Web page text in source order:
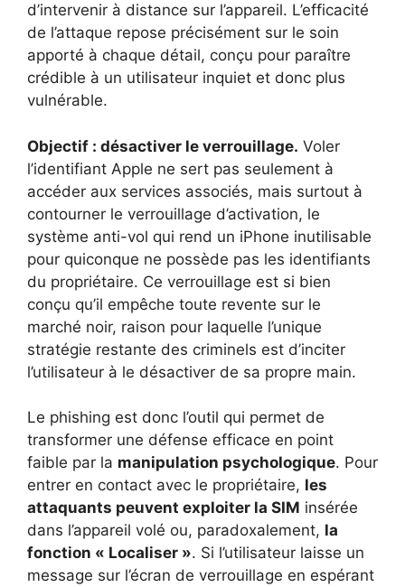
d’intervenir à distance sur l’appareil. L’efficacité
de l’attaque repose précisément sur le soin
apporté à chaque détail, conçu pour paraître
crédible à un utilisateur inquiet et donc plus
vulnérable.
Objectif : désactiver le verrouillage. Voler
l’identifiant Apple ne sert pas seulement à
accéder aux services associés, mais surtout à
contourner le verrouillage d’activation, le
système anti-vol qui rend un iPhone inutilisable
pour quiconque ne possède pas les identifiants
du propriétaire. Ce verrouillage est si bien
conçu qu’il empêche toute revente sur le
marché noir, raison pour laquelle l’unique
stratégie restante des criminels est d’inciter
l’utilisateur à le désactiver de sa propre main.
Le phishing est donc l’outil qui permet de
transformer une défense efficace en point
faible par la manipulation psychologique. Pour
entrer en contact avec le propriétaire, les
attaquants peuvent exploiter la SIM insérée
dans l’appareil volé ou, paradoxalement, la
fonction « Localiser ». Si l’utilisateur laisse un
message sur l’écran de verrouillage en espérant